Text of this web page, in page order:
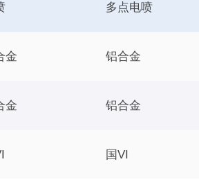
多点电喷
金 铝合金
金 铝合金
国VI